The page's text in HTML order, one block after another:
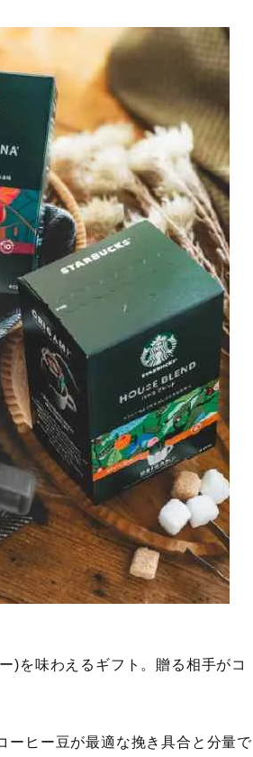
)を味わえるギフト。贈る相手がコ
ーヒー豆が最適な挽き具合と分量で